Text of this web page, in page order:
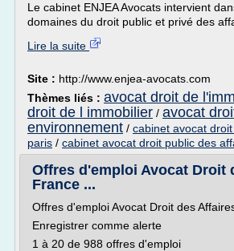
Le cabinet ENJEA Avocats intervient
domaines du droit public et privé des
Lire la suite
Site : http://www.enjea-avocats.com
Thèmes liés : avocat droit de
droit de l immobilier / avocat
environnement / cabinet avocat
paris / cabinet avocat droit public des
Offres d'emploi Avocat Droit
France ...
Offres d'emploi Avocat Droit des
Enregistrer comme alerte
1 à 20 de 988 offres d'emploi